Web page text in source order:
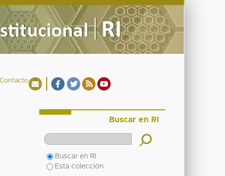
Contacto
Buscar en RI
Buscar en RI
Esta colección